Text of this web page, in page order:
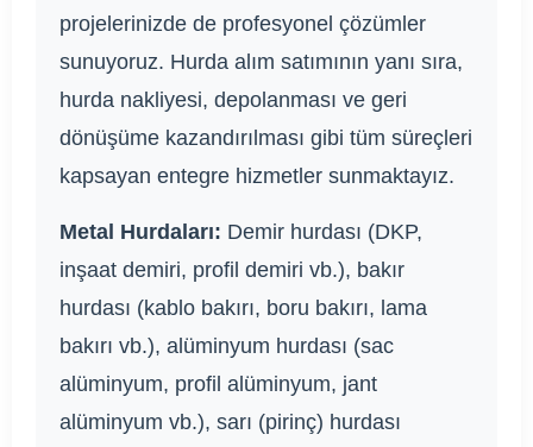
projelerinizde de profesyonel çözümler
sunuyoruz. Hurda alım satımının yanı sıra,
hurda nakliyesi, depolanması ve geri
dönüşüme kazandırılması gibi tüm süreçleri
kapsayan entegre hizmetler sunmaktayız.
Metal Hurdaları: Demir hurdası (DKP,
inşaat demiri, profil demiri vb.), bakır
hurdası (kablo bakırı, boru bakırı, lama
bakırı vb.), alüminyum hurdası (sac
alüminyum, profil alüminyum, jant
alüminyum vb.), sarı (pirinç) hurdası